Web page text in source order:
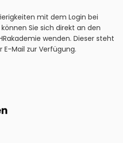
mit dem Login bei
Sie sich direkt an den
wenden. Dieser steht
Mail zur Verfügung.